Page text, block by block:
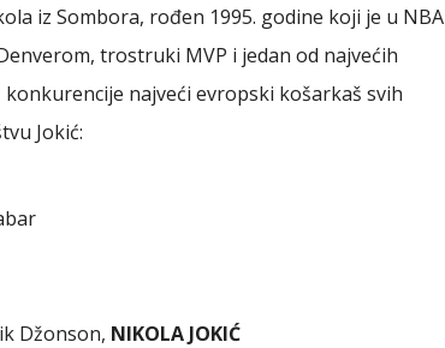
iz Sombora, rođen 1995. godine koji je u NBA
trostruki MVP i jedan od najvećih
najveći evropski košarkaš svih
Jokić:
Džonson, NIKOLA JOKIĆ